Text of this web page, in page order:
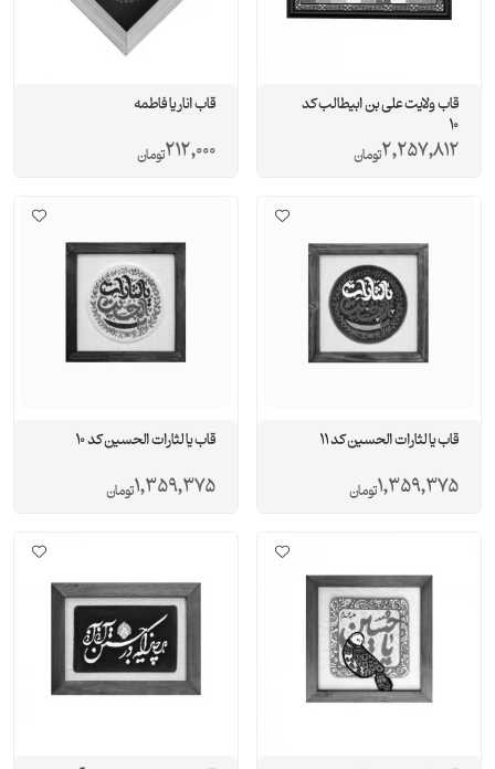
قاب ولایت علی بن ابیطالب کد
10
2,257,812تومان
قاب انار یا فاطمه
212,000تومان
قاب یا لثارات الحسین کد 11
1,359,375تومان
قاب یا لثارات الحسین کد 10
1,359,375تومان